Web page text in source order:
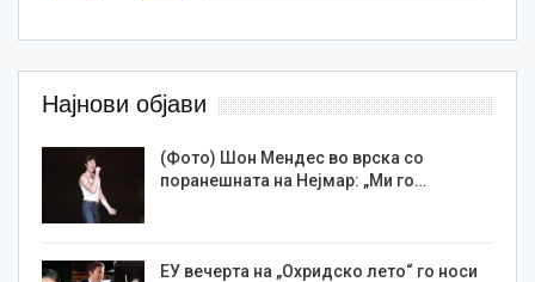
Најнови објави
(Фото) Шон Мендес во врска со
поранешната на Нејмар: „Ми го…
ЕУ вечерта на „Охридско лето“ го носи